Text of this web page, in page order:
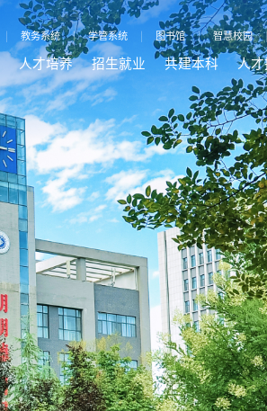
教务系统 | 学管系统 图书馆 | 智慧校园 |
人才培养 招生就业 共建本科 人才